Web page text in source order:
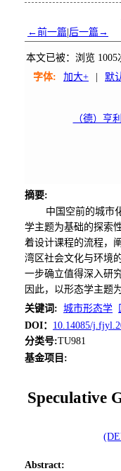
←前一篇 后一篇→
本文已被：浏览 1005
字体:
加大+ 默
（德）亨
摘要:
中国空前的城市
学主题为基础的探索
着设计课程的流程，
湾区社会文化与环境
一步确立值得深入研
因此，以形态学主题
关键词 : 城市形态学
DOI： 10.14085/
分类号:TU981
基金项目:
Speculative
Abstract: